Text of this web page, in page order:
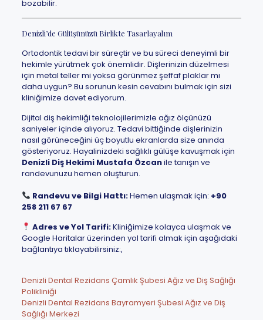
bozabilir.
Denizli’de Gülüşünüzü Birlikte Tasarlayalım
Ortodontik tedavi bir süreçtir ve bu süreci deneyimli bir
hekimle yürütmek çok önemlidir. Dişlerinizin düzelmesi
için metal teller mi yoksa görünmez şeffaf plaklar mı
daha uygun? Bu sorunun kesin cevabını bulmak için sizi
kliniğimize davet ediyorum.
Dijital diş hekimliği teknolojilerimizle ağız ölçünüzü
saniyeler içinde alıyoruz. Tedavi bittiğinde dişlerinizin
nasıl görüneceğini üç boyutlu ekranlarda size anında
gösteriyoruz. Hayalinizdeki sağlıklı gülüşe kavuşmak için
Denizli Diş Hekimi Mustafa Özcanile tanışın ve
randevunuzu hemen oluşturun.
Randevu ve Bilgi Hattı:Hemen ulaşmak için: +90
258 211 67 67
Adres ve Yol Tarifi:Kliniğimize kolayca ulaşmak ve
Google Haritalar üzerinden yol tarifi almak için aşağıdaki
bağlantıya tıklayabilirsiniz:,
Denizli Dental Rezidans Çamlık Şubesi Ağız ve Diş Sağlığı
Polikliniği
Denizli Dental Rezidans Bayramyeri Şubesi Ağız ve Diş
Sağlığı Merkezi